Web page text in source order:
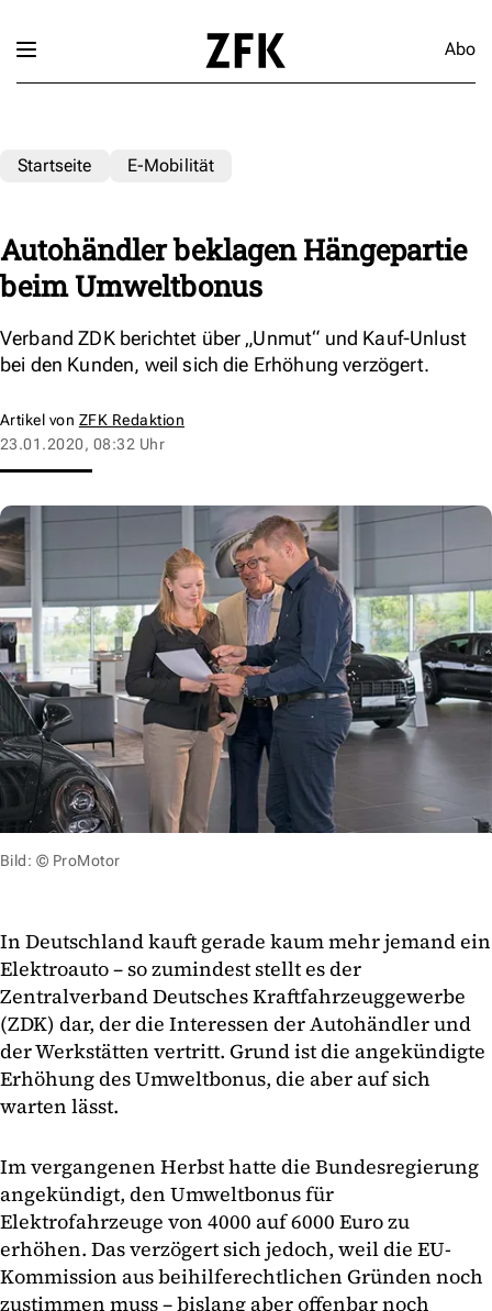
Abo
Startseite E-Mobilität
Autohändler beklagen Hängepartie
beim Umweltbonus
Verband ZDK berichtet über „Unmut“ und Kauf-Unlust
bei den Kunden, weil sich die Erhöhung verzögert.
Artikel von ZFK Redaktion
23.01.2020, 08:32 Uhr
Bild: © ProMotor
In Deutschland kauft gerade kaum mehr jemand ein
Elektroauto – so zumindest stellt es der
Zentralverband Deutsches Kraftfahrzeuggewerbe
(ZDK) dar, der die Interessen der Autohändler und
der Werkstätten vertritt. Grund ist die angekündigte
Erhöhung des Umweltbonus, die aber auf sich
warten lässt.
Im vergangenen Herbst hatte die Bundesregierung
angekündigt, den Umweltbonus für
Elektrofahrzeuge von 4000 auf 6000 Euro zu
erhöhen. Das verzögert sich jedoch, weil die EU-
Kommission aus beihilferechtlichen Gründen noch
zustimmen muss – bislang aber offenbar noch